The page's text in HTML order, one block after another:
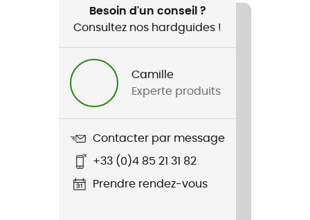
Randonnée / Escalade / Voyage / Lifestyle
Nom du produit
Stance Traverse Tee
Besoin d'un conseil ?
Consultez nos hardguides !
Camille
Experte produits
Contacter par message
+33 (0)4 85 21 31 82
Prendre rendez-vous